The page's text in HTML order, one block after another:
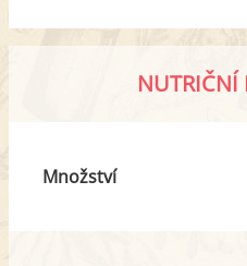
Množství